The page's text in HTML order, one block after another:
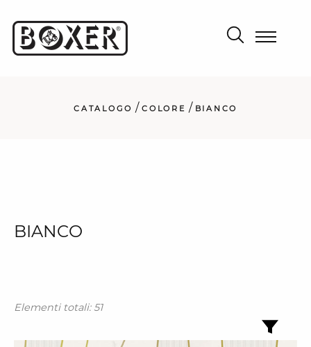
CATALOGO / COLORE / BIANCO
BIANCO
Elementi totali: 51